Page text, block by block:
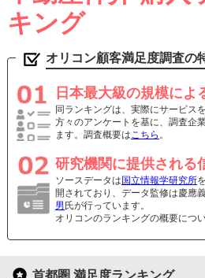
キング
オリコン顧客満足度調査の
日本最大級の規模によ
同ランキングは、実際にサービス
方々のアンケートを基に、調査企
ます。調査概要はこちら 。
研究機関に提供される
ソースデータは 国立情報学研究所
開されており、データ監修は慶應
男 氏が行っています。
オリコンのランキングの概要につ